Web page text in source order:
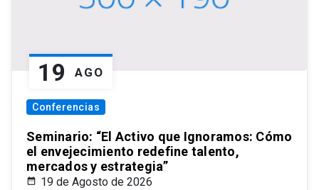
19 AGO
Conferencias
Seminario: “El Activo que Ignoramos: Cómo
el envejecimiento redefine talento,
mercados y estrategia”
19 de Agosto de 2026